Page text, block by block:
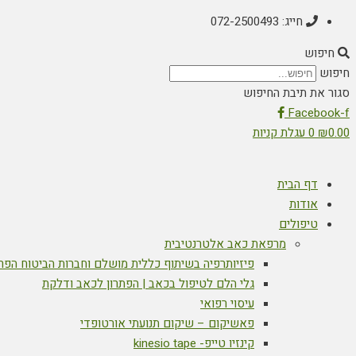
חייג: 072-2500493
חיפוש
חיפוש
סגור את תיבת החיפוש
Facebook-f
₪0.00
0 עגלת קניות
דף הבית
אודות
טיפולים
מרפאת כאב אלטרנטיבית
פיזיותרפיה בשיתוף כללית מושלם וחברות הביטוח
גלי הלם לטיפול בכאב | הפתרון לכאב ודלקת
עיסוי רפואי
פאשיקום – שיקום תנועתי אורטופדי
קינזיו טייפ- kinesio tape